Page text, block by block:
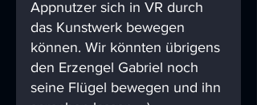
Appnutzer sich in VR durch
das Kunstwerk bewegen
können. Wir könnten übrigens
den Erzengel Gabriel noch
seine Flügel bewegen und ihn